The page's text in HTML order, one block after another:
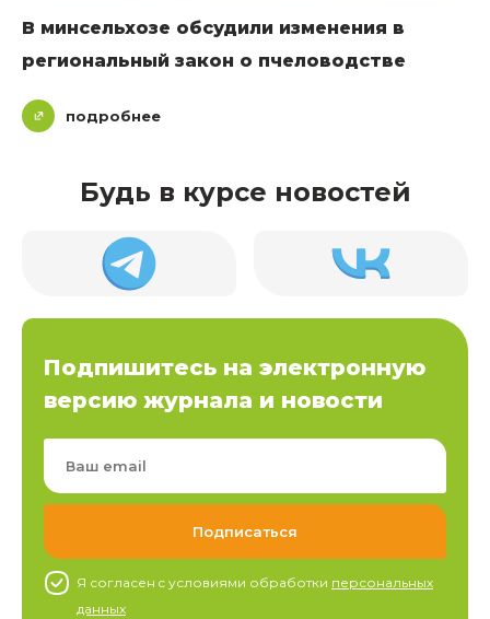
В минсельхозе обсудили изменения в
региональный закон о пчеловодстве
подробнее
Будь в курсе новостей
Подпишитесь на электронную
версию журнала и новости
Я согласен c условиями обработки персональных
данных